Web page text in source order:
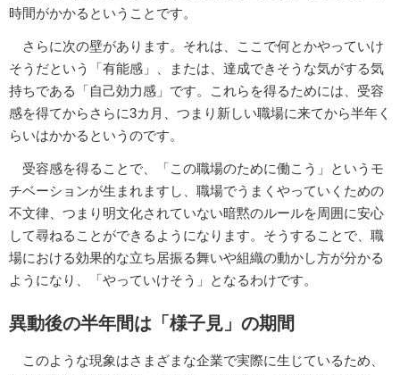
時間がかかるということです。
さらに次の壁があります。それは、ここで何とかやっていけ
そうだという「有能感」、または、達成できそうな気がする気
持ちである「自己効力感」です。これらを得るためには、受容
感を得てからさらに3カ月、つまり新しい職場に来てから半年く
らいはかかるというのです。
受容感を得ることで、「この職場のために働こう」というモ
チベーションが生まれますし、職場でうまくやっていくための
不文律、つまり明文化されていない暗黙のルールを周囲に安心
して尋ねることができるようになります。そうすることで、職
場における効果的な立ち居振る舞いや組織の動かし方が分かる
ようになり、「やっていけそう」となるわけです。
異動後の半年間は「様子見」の期間
このような現象はさまざまな企業で実際に生じているため、